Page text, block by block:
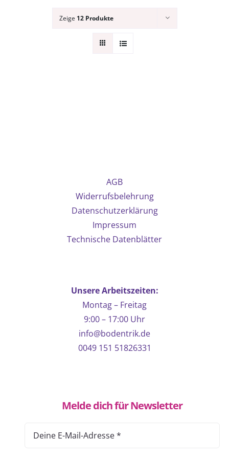
Zeige 12 Produkte
AGB
Widerrufsbelehrung
Datenschutzerklärung
Impressum
Technische Datenblätter
Unsere Arbeitszeiten:
Montag – Freitag
9:00 – 17:00 Uhr
info@bodentrik.de
0049 151 51826331
Melde dich für Newsletter